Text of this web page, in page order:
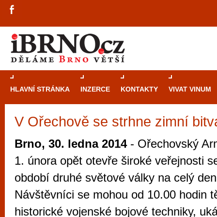
HLAVNÍ STRÁNKA INZERCE KONTAKTY VIVAT VINUM
V Ořechově se strhne zimní
Brno, 30. ledna 2014- Ořechovský
1. února opět otevře široké veřejnosti
období druhé světové války na celý
Návštěvníci se mohou od 10.00 hodin
historické vojenské bojové techniky,
Průvodce
Brně: Od
automaty
Brno je
zajímavé
restaurace,
Mimo jiné je ale také místem, kde si